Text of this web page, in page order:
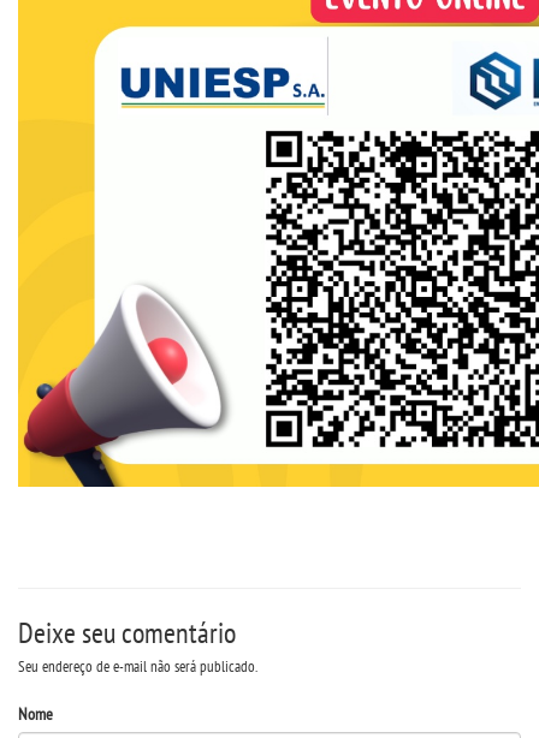
Deixe seu comentário
Seu endereço de e-mail não será publicado.
Nome